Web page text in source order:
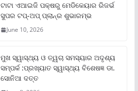
ଟାଟା ଏଆଇଜି ପକ୍ଷରୁ ମେଡିକେୟାର ରିଜର୍ଭ
ସୁପର ଟପ୍‌-ଅପ୍ ପ୍ଲାନ୍‌ର ଶୁଭାରମ୍ଭ
June 10, 2026
ମୁଖ ସ୍ୱାସ୍ଥ୍ୟ ଓ ତ୍ୱଚା ସମସ୍ୟାର ଅଦୃଶ୍ୟ
ସମ୍ପର୍କ :ପ୍ରଖ୍ୟାତ ସ୍ୱାସ୍ଥ୍ୟ ବିଶେଷଜ୍ଞ ଡା.
ସୋନିଆ ଦତ୍ତ